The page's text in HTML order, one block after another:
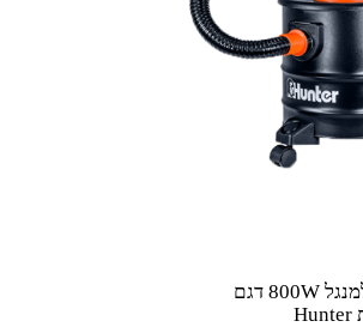
שואב אפר לקמין ולמנגל 800W דגם